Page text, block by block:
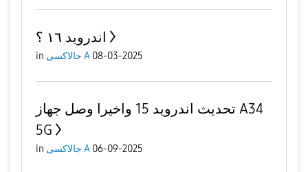
اندرويد ١٦ ؟
in جالاكسى A 08-03-2025
تحديث اندرويد 15 واخيرا وصل جهاز A34
5G
in جالاكسى A 06-09-2025